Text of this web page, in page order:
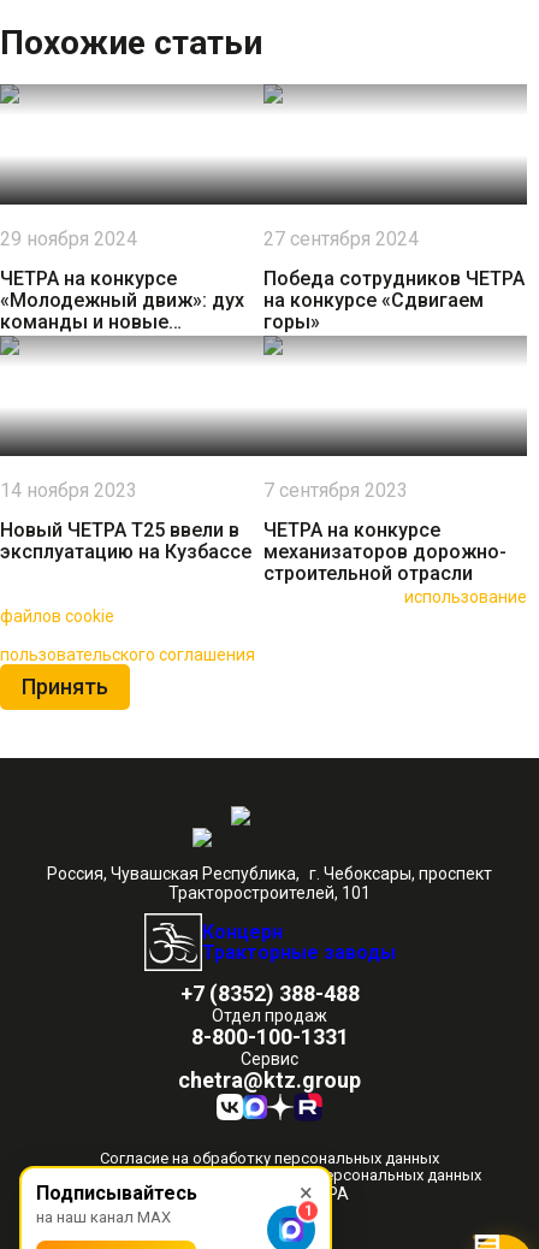
Похожие статьи
29 ноября 2024
ЧЕТРА на конкурсе
«Молодежный движ»: дух
команды и новые
горизонты!
27 сентября 2024
Победа сотрудников ЧЕТРА
на конкурсе «Сдвигаем
горы»
14 ноября 2023
Новый ЧЕТРА Т25 ввели в
эксплуатацию на Кузбассе
7 сентября 2023
ЧЕТРА на конкурсе
механизаторов дорожно-
строительной отрасли
использование
файлов cookie
пользовательского соглашения
Принять
Россия, Чувашская Республика, г. Чебоксары, проспект
Тракторостроителей, 101
Концерн
Тракторные заводы
+7 (8352) 388-488
Отдел продаж
8-800-100-1331
Сервис
chetra@ktz.group
© 2012-2026 ЧЕТРА
Согласие на обработку персональных данных
Политика в отношении обработки персональных данных
×
Подписывайтесь
на наш канал MAX 1